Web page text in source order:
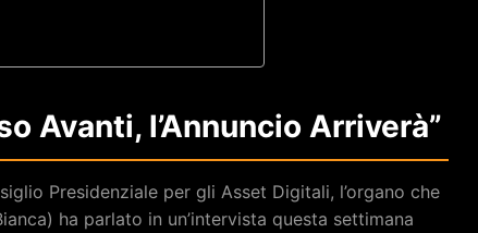
Avanti, l’Annuncio Arriverà”
Presidenziale per gli Asset Digitali, l’organo che
ha parlato in un’intervista questa settimana